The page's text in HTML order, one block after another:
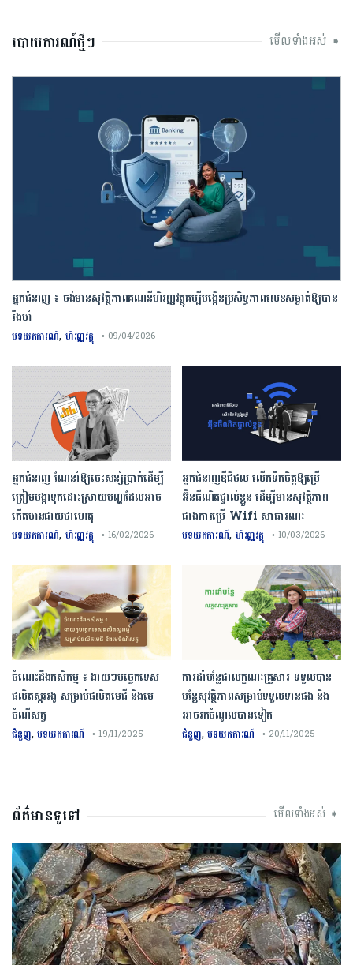
របាយការណ៍ថ្មីៗ មើលទាំងអស់ ➧
អ្នកជំនាញ ៖ ចង់មានសុវត្ថិភាពគណនីហិរញ្ញវត្ថុគប្បីបង្កើនប្រសិទ្ធភាពលេខសម្ងាត់ឱ្យបាន
រឹងមាំ
បទយកការណ៍, ហិរញ្ញវត្ថុ • 09/04/2026
អ្នកជំនាញឌីជីថល លើកទឹកចិត្តឱ្យប្រើ
អ៊ីនធឺណិតផ្ទាល់ខ្លួន ដើម្បីមានសុវត្ថិភាព
ជាងការប្រើ Wifi​ សាធារណៈ
បទយកការណ៍, ហិរញ្ញវត្ថុ • 10/03/2026
អ្នកជំនាញ ណែនាំឱ្យចេះសន្សំប្រាក់ដើម្បី
ត្រៀមបង្កាទុកដោះស្រាយបញ្ហាដែលអាច
កើតមានជាយថាហេតុ
បទយកការណ៍, ហិរញ្ញវត្ថុ • 16/02/2026
ការដាំបន្លែជាលក្ខណៈគ្រួសារ ទទួលបាន
បន្លែសុវត្ថិភាពសម្រាប់ទទួលទានផង និង
អាចរកចំណូលបានទៀត
ជំនួញ,បទយកការណ៍ • 20/11/2025
ចំណេះដឹងកសិកម្ម ៖ ងាយៗបច្ចេកទេស
ផលិតស្កររងូ សម្រាប់ផលិតមេជី និងមេ
ចំណីសត្វ
ជំនួញ,បទយកការណ៍ • 19/11/2025
ព័ត៌មានទូទៅ មើលទាំងអស់ ➧